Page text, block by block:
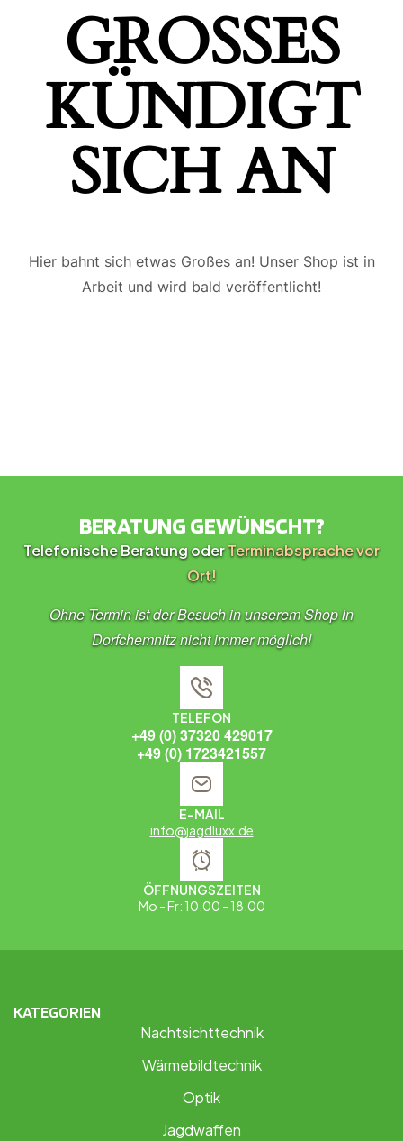
GROSSES K
ÜNDIGT S
ICH AN
Hier bahnt sich etwas Großes an! Unser Shop ist in
Arbeit und wird bald veröffentlicht!
BERATUNG GEWÜNSCHT?
Telefonische Beratung oderTerminabsprache vor
Ort!
Ohne Termin ist der Besuch in unserem Shop in
Dorfchemnitz nicht immer möglich!
TELEFON
+49 (0) 37320 429017
+49 (0) 1723421557
E-MAIL
info@jagdluxx.de
ÖFFNUNGSZEITEN
Mo - Fr: 10.00 - 18.00
KATEGORIEN
Nachtsichttechnik
Wärmebildtechnik
Optik
Jagdwaffen